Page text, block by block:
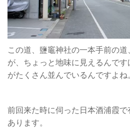
この道、鹽竈神社の一本手前の
が、ちょっと地味に見えるんで
がたくさん並んでいるんですよね
前回来た時に伺った日本酒浦霞
あります。